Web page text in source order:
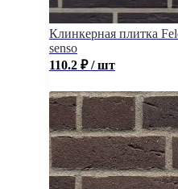
Клинкерная плитка
senso
110.2 ₽ / шт